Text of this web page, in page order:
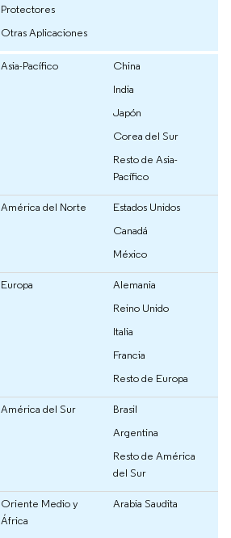
Protectores
Otras Aplicaciones
Asia-Pacífico
China
India
Japón
Corea del Sur
Resto de Asia-
Pacífico
América del Norte
Estados Unidos
Canadá
México
Europa
Alemania
Reino Unido
Italia
Francia
Resto de Europa
América del Sur
Brasil
Argentina
Resto de América
del Sur
Oriente Medio y
África
Arabia Saudita